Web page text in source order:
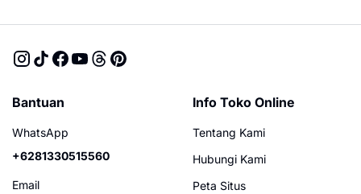
Bantuan
WhatsApp
+6281330515560
Email
Info Toko Online
Tentang Kami
Hubungi Kami
Peta Situs